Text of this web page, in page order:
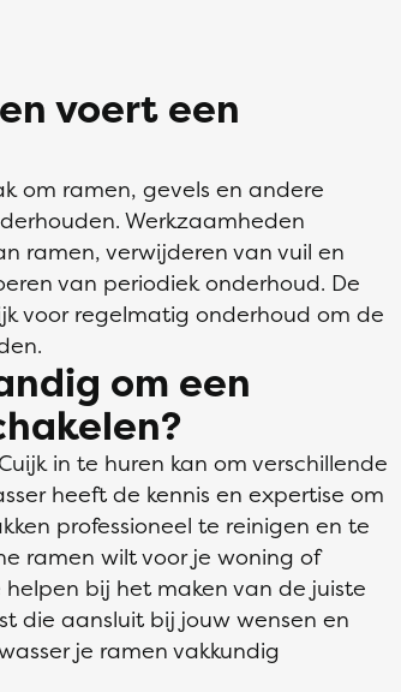
voert een
om ramen, gevels en andere
Werkzaamheden
ramen, verwijderen van vuil en
van periodiek onderhoud. De
voor regelmatig onderhoud om de
om een
in te huren kan om verschillende
heeft de kennis en expertise om
professioneel te reinigen en te
ramen wilt voor je woning of
bij het maken van de juiste
die aansluit bij jouw wensen en
je ramen vakkundig